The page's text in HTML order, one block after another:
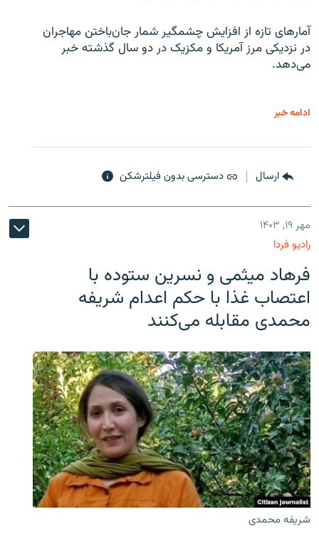
آمارهای تازه از افزایش چشمگیر شمار جان‌باختن مهاجران
در نزدیکی مرز آمریکا و مکزیک در دو سال گذشته خبر
می‌دهد.
ادامه خبر
ارسال دسترسی بدون فیلترشکن
مهر ۱۹, ۱۴۰۳
رادیو فردا
فرهاد میثمی و نسرین ستوده با
اعتصاب غذا با حکم اعدام شریفه
محمدی مقابله می‌کنند
شریفه محمدی